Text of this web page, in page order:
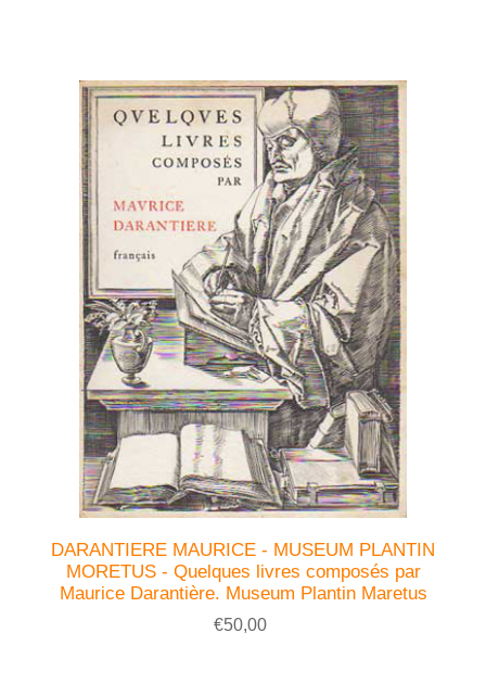
DARANTIERE MAURICE - MUSEUM PLANTIN
MORETUS - Quelques livres composés par
Maurice Darantière. Museum Plantin Maretus
€50,00